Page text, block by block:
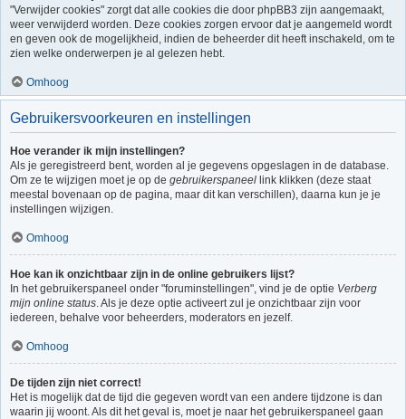
"Verwijder cookies" zorgt dat alle cookies die door phpBB3 zijn aangemaakt,
weer verwijderd worden. Deze cookies zorgen ervoor dat je aangemeld wordt
en geven ook de mogelijkheid, indien de beheerder dit heeft inschakeld, om te
zien welke onderwerpen je al gelezen hebt.
Omhoog
Gebruikersvoorkeuren en instellingen
Hoe verander ik mijn instellingen?
Als je geregistreerd bent, worden al je gegevens opgeslagen in de database.
Om ze te wijzigen moet je op de gebruikerspaneel link klikken (deze staat
meestal bovenaan op de pagina, maar dit kan verschillen), daarna kun je je
instellingen wijzigen.
Omhoog
Hoe kan ik onzichtbaar zijn in de online gebruikers lijst?
In het gebruikerspaneel onder "foruminstellingen", vind je de optie Verberg
mijn online status. Als je deze optie activeert zul je onzichtbaar zijn voor
iedereen, behalve voor beheerders, moderators en jezelf.
Omhoog
De tijden zijn niet correct!
Het is mogelijk dat de tijd die gegeven wordt van een andere tijdzone is dan
waarin jij woont. Als dit het geval is, moet je naar het gebruikerspaneel gaan